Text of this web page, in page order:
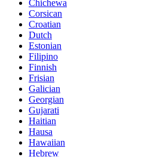
Chichewa
Corsican
Croatian
Dutch
Estonian
Filipino
Finnish
Frisian
Galician
Georgian
Gujarati
Haitian
Hausa
Hawaiian
Hebrew